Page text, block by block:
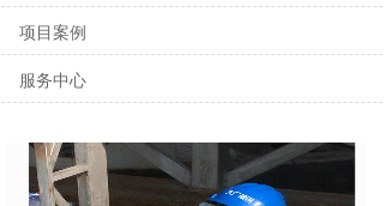
项目案例
服务中心